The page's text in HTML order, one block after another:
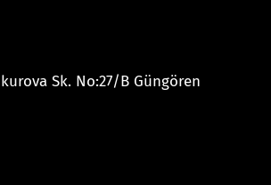
Sk. No:27/B Güngören